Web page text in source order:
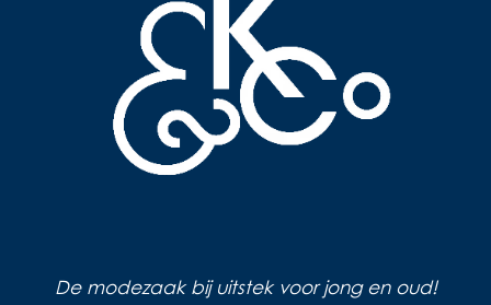
De modezaak bij uitstek voor jong en oud!